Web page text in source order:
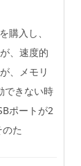
購入し、
、速度的
、メモリ
できない時
ポートが2
た